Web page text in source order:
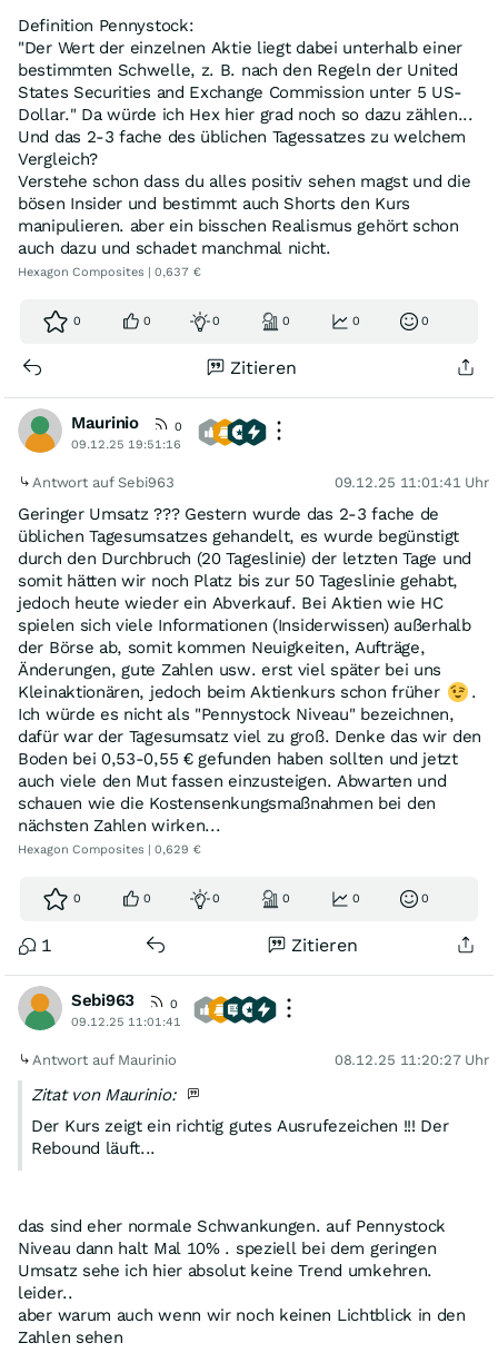
Definition Pennystock:
"Der Wert der einzelnen Aktie liegt dabei unterhalb einer
bestimmten Schwelle, z. B. nach den Regeln der United
States Securities and Exchange Commission unter 5 US-
Dollar." Da würde ich Hex hier grad noch so dazu zählen...
Und das 2-3 fache des üblichen Tagessatzes zu welchem
Vergleich?
Verstehe schon dass du alles positiv sehen magst und die
bösen Insider und bestimmt auch Shorts den Kurs
manipulieren. aber ein bisschen Realismus gehört schon
auch dazu und schadet manchmal nicht.
Hexagon Composites | 0,637 €
0 0 0 0 0 0
Zitieren
Maurinio
0
09.12.25 19:51:16
Antwort auf Sebi963 09.12.25 11:01:41 Uhr
Geringer Umsatz ??? Gestern wurde das 2-3 fache de
üblichen Tagesumsatzes gehandelt, es wurde begünstigt
durch den Durchbruch (20 Tageslinie) der letzten Tage und
somit hätten wir noch Platz bis zur 50 Tageslinie gehabt,
jedoch heute wieder ein Abverkauf. Bei Aktien wie HC
spielen sich viele Informationen (Insiderwissen) außerhalb
der Börse ab, somit kommen Neuigkeiten, Aufträge,
Änderungen, gute Zahlen usw. erst viel später bei uns
Kleinaktionären, jedoch beim Aktienkurs schon früher
.
Ich würde es nicht als "Pennystock Niveau" bezeichnen,
dafür war der Tagesumsatz viel zu groß. Denke das wir den
Boden bei 0,53-0,55 € gefunden haben sollten und jetzt
auch viele den Mut fassen einzusteigen. Abwarten und
schauen wie die Kostensenkungsmaßnahmen bei den
nächsten Zahlen wirken...
Hexagon Composites | 0,629 €
0 0 0 0 0 0
1 Zitieren
Sebi963
0
09.12.25 11:01:41
Antwort auf Maurinio 08.12.25 11:20:27 Uhr
Zitat von Maurinio:
Der Kurs zeigt ein richtig gutes Ausrufezeichen !!! Der
Rebound läuft...
das sind eher normale Schwankungen. auf Pennystock
Niveau dann halt Mal 10% . speziell bei dem geringen
Umsatz sehe ich hier absolut keine Trend umkehren.
leider..
aber warum auch wenn wir noch keinen Lichtblick in den
Zahlen sehen